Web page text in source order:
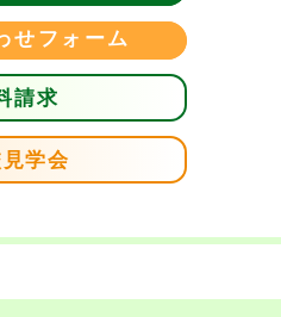
せフォーム
請求
学会